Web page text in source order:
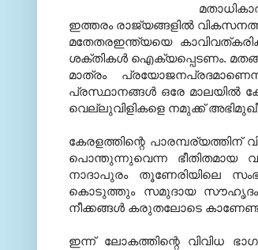
ഇത്തരം രാജ്യങ്ങളില്‍
മതേതരഇന്ത്യയെ
ശക്തികള്‍ ഐക്യപ്പെടണം.
മാത്രം
പ്രസ്ഥാനങ്ങള്‍ ഒരേ മാലയില്‍
വെല്ലുവിളികളെ നമുക്ക്
കേരളത്തിന്റെ
പൊന്തുന്നുവെന്ന ഭീതിതമായ
നാദാപുരം തൂണേരിയിലെ
കൊടുത്തും സമുദായ സൗഹൃദം
നീക്കങ്ങള്‍ കരുതലോടെ
ഇന്ന് ലോകത്തിന്റെ വിവിധ